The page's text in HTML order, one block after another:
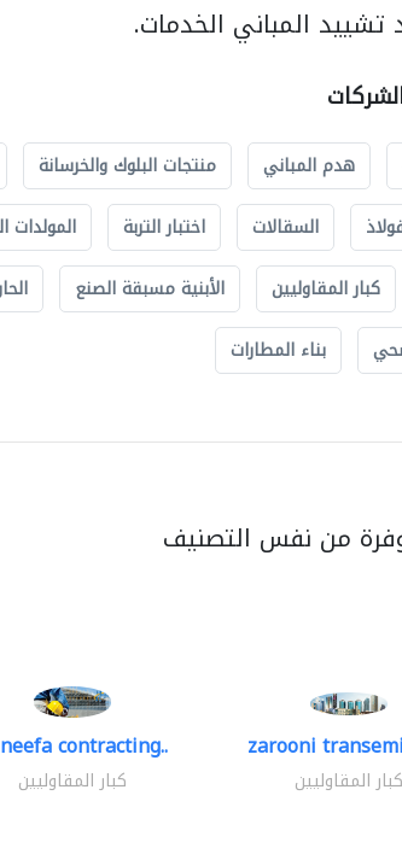
المباني الخدمات.
هدم المباني منتجات البلوك والخرسانة
السقالات اختبار التربة المولدات
كبار المقاوليين الأبنية مسبقة الصنع
بناء المطارات
من نفس التصنيف
contracting..
كبار المقاوليين
zarooni
كبار المقاوليين